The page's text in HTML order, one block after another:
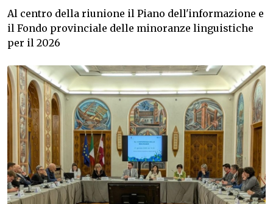
Al centro della riunione il Piano dell'informazione e
il Fondo provinciale delle minoranze linguistiche
per il 2026